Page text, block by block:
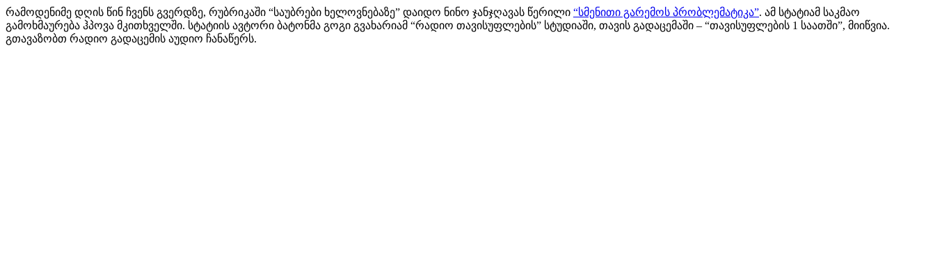
რამოდენიმე დღის წინ ჩვენს გვერდზე, რუბრიკაში “საუბრები ხელოვნებაზე” დაიდო ნინო ჯანჯღავას წერილი “სმენითი გარემოს პრობლემატიკა”. ამ სტატიამ საკმაო
გამოხმაურება ჰპოვა მკითხველში. სტატიის ავტორი ბატონმა გოგი გვახარიამ “რადიო თავისუფლების” სტუდიაში, თავის გადაცემაში – “თავისუფლების 1 საათში”, მიიწვია.
გთავაზობთ რადიო გადაცემის აუდიო ჩანაწერს.